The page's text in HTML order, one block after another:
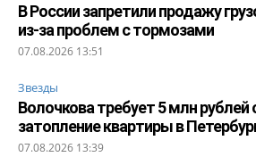
В России запретили продажу
из-за проблем с тормозами
07.08.2026 13:51
Звезды
Волочкова требует 5 млн рублей
затопление квартиры в
07.08.2026 13:39